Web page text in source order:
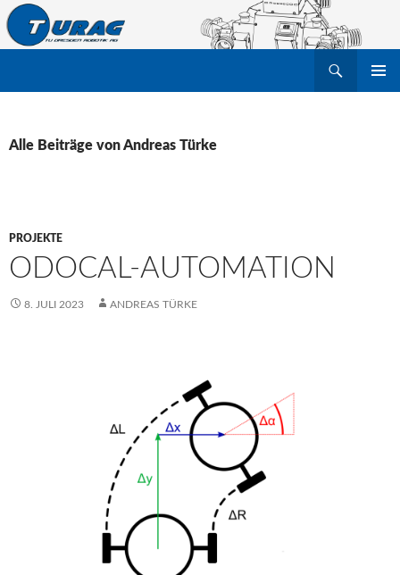
Alle Beiträge von Andreas Türke
PROJEKTE
ODOCAL-AUTOMATION
8. JULI 2023 ANDREAS TÜRKE